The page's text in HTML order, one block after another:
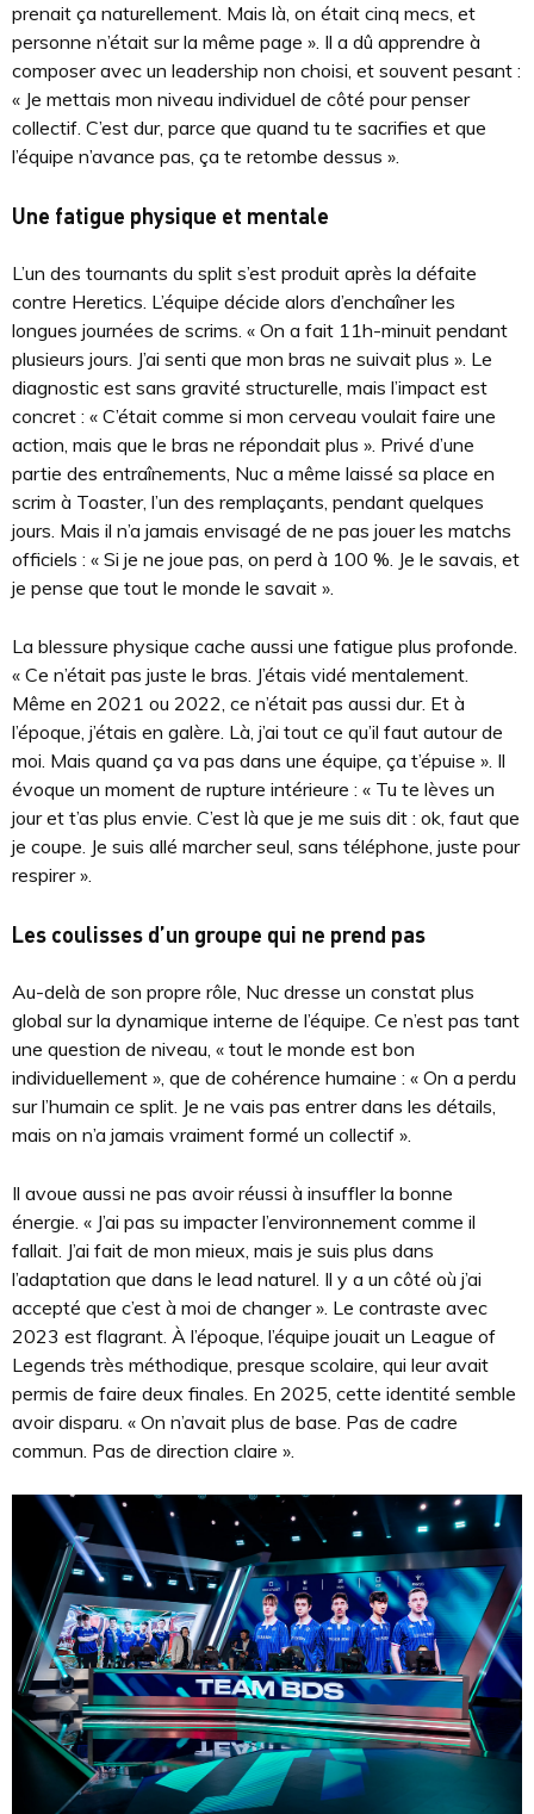
prenait ça naturellement. Mais là, on était cinq mecs, et
personne n’était sur la même page ». Il a dû apprendre à
composer avec un leadership non choisi, et souvent pesant :
« Je mettais mon niveau individuel de côté pour penser
collectif. C’est dur, parce que quand tu te sacrifies et que
l’équipe n’avance pas, ça te retombe dessus ».
Une fatigue physique et mentale
L’un des tournants du split s’est produit après la défaite
contre Heretics. L’équipe décide alors d’enchaîner les
longues journées de scrims. « On a fait 11h-minuit pendant
plusieurs jours. J’ai senti que mon bras ne suivait plus ». Le
diagnostic est sans gravité structurelle, mais l’impact est
concret : « C’était comme si mon cerveau voulait faire une
action, mais que le bras ne répondait plus ». Privé d’une
partie des entraînements, Nuc a même laissé sa place en
scrim à Toaster, l’un des remplaçants, pendant quelques
jours. Mais il n’a jamais envisagé de ne pas jouer les matchs
officiels : « Si je ne joue pas, on perd à 100 %. Je le savais, et
je pense que tout le monde le savait ».
La blessure physique cache aussi une fatigue plus profonde.
« Ce n’était pas juste le bras. J’étais vidé mentalement.
Même en 2021 ou 2022, ce n’était pas aussi dur. Et à
l’époque, j’étais en galère. Là, j’ai tout ce qu’il faut autour de
moi. Mais quand ça va pas dans une équipe, ça t’épuise ». Il
évoque un moment de rupture intérieure : « Tu te lèves un
jour et t’as plus envie. C’est là que je me suis dit : ok, faut que
je coupe. Je suis allé marcher seul, sans téléphone, juste pour
respirer ».
Les coulisses d’un groupe qui ne prend pas
Au-delà de son propre rôle, Nuc dresse un constat plus
global sur la dynamique interne de l’équipe. Ce n’est pas tant
une question de niveau, « tout le monde est bon
individuellement », que de cohérence humaine : « On a perdu
sur l’humain ce split. Je ne vais pas entrer dans les détails,
mais on n’a jamais vraiment formé un collectif ».
Il avoue aussi ne pas avoir réussi à insuffler la bonne
énergie. « J’ai pas su impacter l’environnement comme il
fallait. J’ai fait de mon mieux, mais je suis plus dans
l’adaptation que dans le lead naturel. Il y a un côté où j’ai
accepté que c’est à moi de changer ». Le contraste avec
2023 est flagrant. À l’époque, l’équipe jouait un League of
Legends très méthodique, presque scolaire, qui leur avait
permis de faire deux finales. En 2025, cette identité semble
avoir disparu. « On n’avait plus de base. Pas de cadre
commun. Pas de direction claire ».